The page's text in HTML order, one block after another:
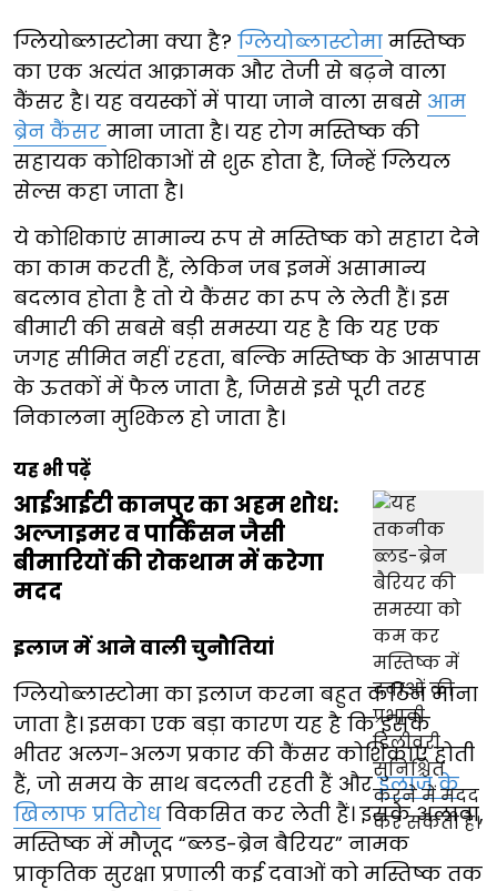
ग्लियोब्लास्टोमा क्या है? ग्लियोब्लास्टोमा मस्तिष्क
का एक अत्यंत आक्रामक और तेजी से बढ़ने वाला
कैंसर है। यह वयस्कों में पाया जाने वाला सबसे आम
ब्रेन कैंसर माना जाता है। यह रोग मस्तिष्क की
सहायक कोशिकाओं से शुरू होता है, जिन्हें ग्लियल
सेल्स कहा जाता है।
ये कोशिकाएं सामान्य रूप से मस्तिष्क को सहारा देने
का काम करती हैं, लेकिन जब इनमें असामान्य
बदलाव होता है तो ये कैंसर का रूप ले लेती हैं। इस
बीमारी की सबसे बड़ी समस्या यह है कि यह एक
जगह सीमित नहीं रहता, बल्कि मस्तिष्क के आसपास
के ऊतकों में फैल जाता है, जिससे इसे पूरी तरह
निकालना मुश्किल हो जाता है।
यह भी पढ़ें
आईआईटी कानपुर का अहम शोध:
अल्जाइमर व पार्किंसन जैसी
बीमारियों की रोकथाम में करेगा
मदद
इलाज में आने वाली चुनौतियां
ग्लियोब्लास्टोमा का इलाज करना बहुत कठिन माना
जाता है। इसका एक बड़ा कारण यह है कि इसके
भीतर अलग-अलग प्रकार की कैंसर कोशिकाएं होती
हैं, जो समय के साथ बदलती रहती हैं औरइलाज के
खिलाफ प्रतिरोधविकसित कर लेती हैं। इसके अलावा,
मस्तिष्क में मौजूद “ब्लड-ब्रेन बैरियर” नामक
प्राकृतिक सुरक्षा प्रणाली कई दवाओं को मस्तिष्क तक